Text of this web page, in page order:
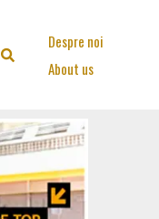
Search
Despre noi
About us